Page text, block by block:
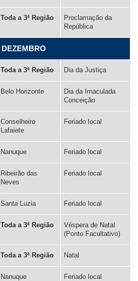
Toda a 3ª Região
Proclamação da
República
DEZEMBRO
Toda a 3ª Região Dia da Justiça
Belo Horizonte
Dia da Imaculada
Conceição
Conselheiro
Lafaiete
Feriado local
Nanuque Feriado local
Ribeirão das
Neves
Feriado local
Santa Luzia Feriado local
Toda a 3ª Região
Véspera de Natal
(Ponto Facultativo)
Toda a 3ª Região Natal
Nanuque Feriado local